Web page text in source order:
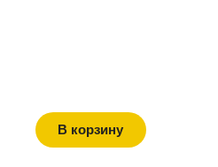
В корзину